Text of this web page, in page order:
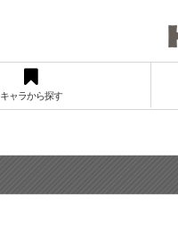
キャラから探す